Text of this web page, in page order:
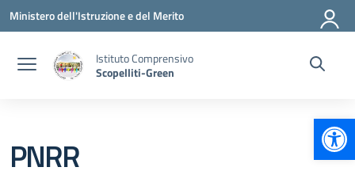
Vai ai contenuti
Vai al menu di navigazione
Vai al footer
Ministero dell'Istruzione e del Merito
Istituto Comprensivo
Scopelliti-Green
PNRR